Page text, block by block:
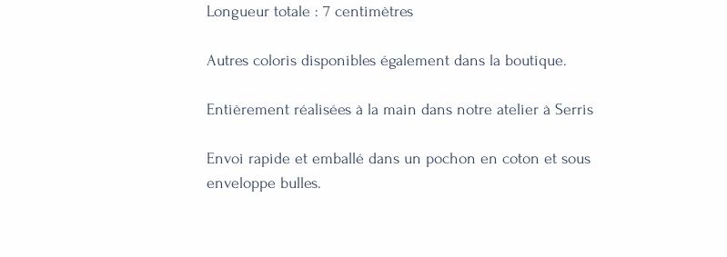
Longueur totale : 7 centimètres
Autres coloris disponibles également dans la boutique.
Entièrement réalisées à la main dans notre atelier à Serris
Envoi rapide et emballé dans un pochon en coton et sous
enveloppe bulles.